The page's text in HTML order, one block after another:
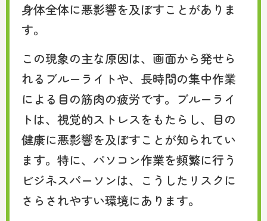
身体全体に悪影響を及ぼすことがありま
す。
この現象の主な原因は、画面から発せら
れるブルーライトや、長時間の集中作業
による目の筋肉の疲労です。ブルーライ
トは、視覚的ストレスをもたらし、目の
健康に悪影響を及ぼすことが知られてい
ます。特に、パソコン作業を頻繁に行う
ビジネスパーソンは、こうしたリスクに
さらされやすい環境にあります。